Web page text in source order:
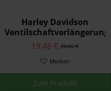
Harley Davidson
Ventilschaftverlängerung
42300009
20,06 €
19,46 €
Merken
Zum Produkt